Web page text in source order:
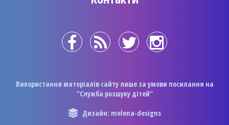
Використання матеріалів сайту лише за умови посилання на
“Служба розшуку дітей”
Дизайн: melena-designs